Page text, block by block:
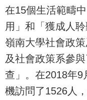
在15個生活範疇
用」和「獲成人
嶺南大學社會政
及社會政策系參
查」。在2018年9
機訪問了1526人